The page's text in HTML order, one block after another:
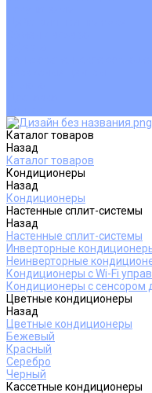
Каталог товаров
Назад
Каталог товаров
Кондиционеры
Назад
Кондиционеры
Настенные сплит-системы
Назад
Настенные сплит-системы
Инверторные
Неинверторные
Кондиционеры с Wi-Fi
Кондиционеры с сенсором
Цветные кондиционеры
Назад
Цветные кондиционеры
Бежевый
Красный
Серебро
Черный
Кассетные кондиционеры